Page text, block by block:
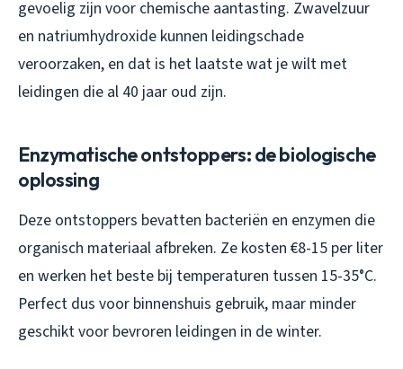
gevoelig zijn voor chemische aantasting. Zwavelzuur
en natriumhydroxide kunnen leidingschade
veroorzaken, en dat is het laatste wat je wilt met
leidingen die al 40 jaar oud zijn.
Enzymatische ontstoppers: de biologische
oplossing
Deze ontstoppers bevatten bacteriën en enzymen die
organisch materiaal afbreken. Ze kosten €8-15 per liter
en werken het beste bij temperaturen tussen 15-35°C.
Perfect dus voor binnenshuis gebruik, maar minder
geschikt voor bevroren leidingen in de winter.